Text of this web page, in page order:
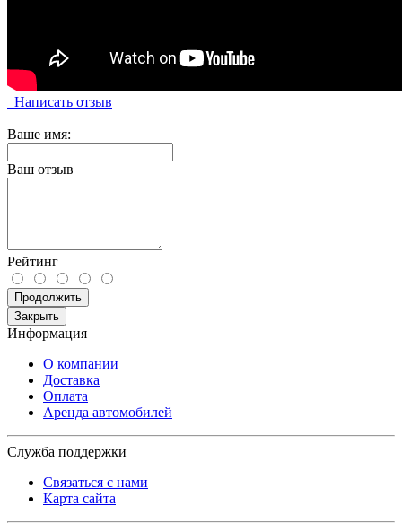
Написать отзыв
Ваше имя:
Ваш отзыв
Рейтинг
Продолжить
Закрыть
Информация
О компании
Доставка
Оплата
Аренда автомобилей
Служба поддержки
Связаться с нами
Карта сайта